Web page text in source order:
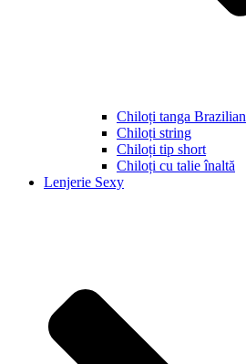
Chiloți tanga Brazilian
Chiloți string
Chiloți tip short
Chiloți cu talie înaltă
Lenjerie Sexy